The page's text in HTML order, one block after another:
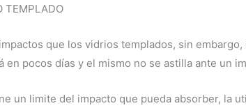
TEMPLADO
que los vidrios templados, sin
en pocos días y el mismo no se astilla ante un
un limite del impacto que pueda absorber, la